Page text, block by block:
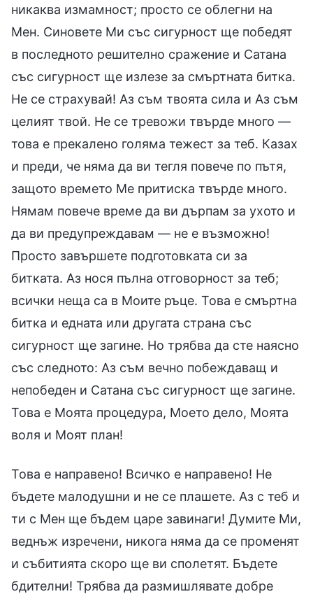
никаква измамност; просто се облегни на
Мен. Синовете Ми със сигурност ще победят
в последното решително сражение и Сатана
със сигурност ще излезе за смъртната битка.
Не се страхувай! Аз съм твоята сила и Аз съм
целият твой. Не се тревожи твърде много —
това е прекалено голяма тежест за теб. Казах
и преди, че няма да ви тегля повече по пътя,
защото времето Ме притиска твърде много.
Нямам повече време да ви дърпам за ухото и
да ви предупреждавам — не е възможно!
Просто завършете подготовката си за
битката. Аз нося пълна отговорност за теб;
всички неща са в Моите ръце. Това е смъртна
битка и едната или другата страна със
сигурност ще загине. Но трябва да сте наясно
със следното: Аз съм вечно побеждаващ и
непобеден и Сатана със сигурност ще загине.
Това е Моята процедура, Моето дело, Моята
воля и Моят план!
Това е направено! Всичко е направено! Не
бъдете малодушни и не се плашете. Аз с теб и
ти с Мен ще бъдем царе завинаги! Думите Ми,
веднъж изречени, никога няма да се променят
и събитията скоро ще ви сполетят. Бъдете
бдителни! Трябва да размишлявате добре